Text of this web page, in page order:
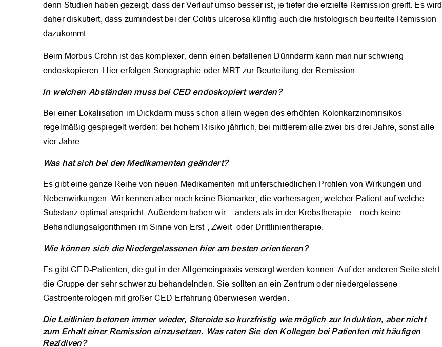
denn Studien haben gezeigt, dass der Verlauf umso besser ist, je tiefer die erzielte Remission greift. Es wird
daher diskutiert, dass zumindest bei der Colitis ulcerosa künftig auch die histologisch beurteilte Remission
dazukommt.
Beim Morbus Crohn ist das komplexer, denn einen befallenen Dünndarm kann man nur schwierig
endoskopieren. Hier erfolgen Sonographie oder MRT zur Beurteilung der Remission.
In welchen Abständen muss bei CED endoskopiert werden?
Bei einer Lokalisation im Dickdarm muss schon allein wegen des erhöhten Kolonkarzinomrisikos
regelmäßig gespiegelt werden: bei hohem Risiko jährlich, bei mittlerem alle zwei bis drei Jahre, sonst alle
vier Jahre.
Was hat sich bei den Medikamenten geändert?
Es gibt eine ganze Reihe von neuen Medikamenten mit unterschiedlichen Profilen von Wirkungen und
Nebenwirkungen. Wir kennen aber noch keine Biomarker, die vorhersagen, welcher Patient auf welche
Substanz optimal anspricht. Außerdem haben wir – anders als in der Krebstherapie – noch keine
Behandlungsalgorithmen im Sinne von Erst-, Zweit- oder Drittlinientherapie.
Wie können sich die Niedergelassenen hier am besten orientieren?
Es gibt CED-Patienten, die gut in der Allgemeinpraxis versorgt werden können. Auf der anderen Seite steht
die Gruppe der sehr schwer zu behandelnden. Sie sollten an ein Zentrum oder niedergelassene
Gastroenterologen mit großer CED-Erfahrung überwiesen werden.
Die Leitlinien betonen immer wieder, Steroide so kurzfristig wie möglich zur Induktion, aber nicht
zum Erhalt einer Remission einzusetzen. Was raten Sie den Kollegen bei Patienten mit häufigen
Rezidiven?